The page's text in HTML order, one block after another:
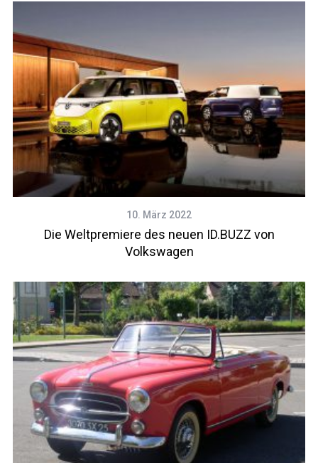
10. März 2022
Die Weltpremiere des neuen ID.BUZZ von
Volkswagen